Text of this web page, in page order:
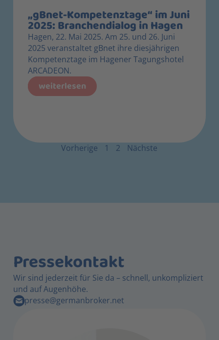
„gBnet-Kompetenztage“ im Juni
2025: Branchendialog in Hagen
Hagen, 22. Mai 2025. Am 25. und 26. Juni
2025 veranstaltet gBnet ihre diesjährigen
Kompetenztage im Hagener Tagungshotel
ARCADEON.
weiterlesen
Vorherige 1 2 Nächste
Pressekontakt
Wir sind jederzeit für Sie da – schnell, unkompliziert
und auf Augenhöhe.
presse@germanbroker.net